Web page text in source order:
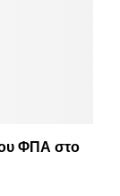
ΦΠΑ στο